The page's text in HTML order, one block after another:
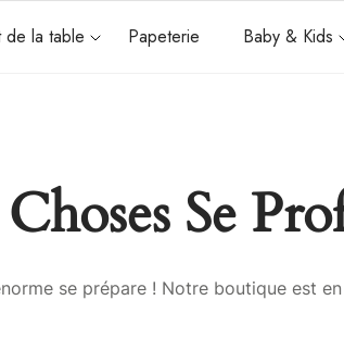
de la table Papeterie Baby & Kids
Se
se prépare ! Notre boutique est